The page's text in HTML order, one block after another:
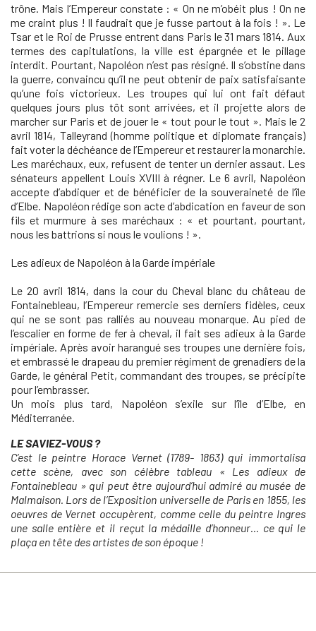
trône. Mais l’Empereur constate : « On ne m’obéit plus ! On ne
me craint plus ! Il faudrait que je fusse partout à la fois ! ». Le
Tsar et le Roi de Prusse entrent dans Paris le 31 mars 1814. Aux
termes des capitulations, la ville est épargnée et le pillage
interdit. Pourtant, Napoléon n’est pas résigné. Il s’obstine dans
la guerre, convaincu qu’il ne peut obtenir de paix satisfaisante
qu’une fois victorieux. Les troupes qui lui ont fait défaut
quelques jours plus tôt sont arrivées, et il projette alors de
marcher sur Paris et de jouer le « tout pour le tout ». Mais le 2
avril 1814, Talleyrand (homme politique et diplomate français)
fait voter la déchéance de l’Empereur et restaurer la monarchie.
Les maréchaux, eux, refusent de tenter un dernier assaut. Les
sénateurs appellent Louis XVIII à régner. Le 6 avril, Napoléon
accepte d’abdiquer et de bénéficier de la souveraineté de l’île
d’Elbe. Napoléon rédige son acte d’abdication en faveur de son
fils et murmure à ses maréchaux : « et pourtant, pourtant,
nous les battrions si nous le voulions ! ».
Les adieux de Napoléon à la Garde impériale
Le 20 avril 1814, dans la cour du Cheval blanc du château de
Fontainebleau, l’Empereur remercie ses derniers fidèles, ceux
qui ne se sont pas ralliés au nouveau monarque. Au pied de
l’escalier en forme de fer à cheval, il fait ses adieux à la Garde
impériale. Après avoir harangué ses troupes une dernière fois,
et embrassé le drapeau du premier régiment de grenadiers de la
Garde, le général Petit, commandant des troupes, se précipite
pour l’embrasser.
Un mois plus tard, Napoléon s’exile sur l’île d’Elbe, en
Méditerranée.
LE SAVIEZ-VOUS ?
C’est le peintre Horace Vernet (1789- 1863) qui immortalisa
cette scène, avec son célèbre tableau « Les adieux de
Fontainebleau » qui peut être aujourd’hui admiré au musée de
Malmaison. Lors de l’Exposition universelle de Paris en 1855, les
oeuvres de Vernet occupèrent, comme celle du peintre Ingres
une salle entière et il reçut la médaille d’honneur… ce qui le
plaça en tête des artistes de son époque !